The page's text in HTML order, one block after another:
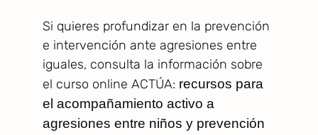
Si quieres profundizar en la prevención
e intervención ante agresiones entre
iguales, consulta la información sobre
el curso online ACTÚA: recursos para
el acompañamiento activo a
agresiones entre niños y prevención